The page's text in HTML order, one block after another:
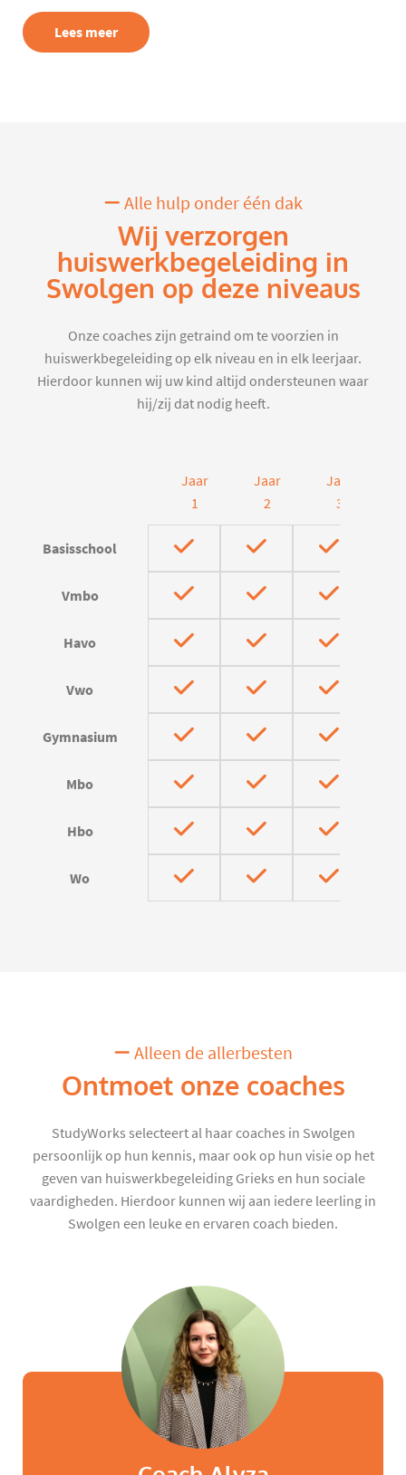
Lees meer
Alle hulp onder één dak
Wij verzorgen
huiswerkbegeleiding in
Swolgen op deze niveaus
Onze coaches zijn getraind om te voorzien in
huiswerkbegeleiding op elk niveau en in elk leerjaar.
Hierdoor kunnen wij uw kind altijd ondersteunen waar
hij/zij dat nodig heeft.
Jaar
1
Jaar
2
Jaar
3
Basisschool
Vmbo
Havo
Vwo
Gymnasium
Mbo
Hbo
Wo
Alleen de allerbesten
Ontmoet onze coaches
StudyWorks selecteert al haar coaches in Swolgen
persoonlijk op hun kennis, maar ook op hun visie op het
geven van huiswerkbegeleiding Grieks en hun sociale
vaardigheden. Hierdoor kunnen wij aan iedere leerling in
Swolgen een leuke en ervaren coach bieden.